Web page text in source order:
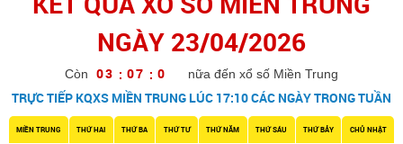
NGÀY 23/04/2026
Còn 03 : 07 : 0 nữa đến xổ số Miền Trung
TRỰC TIẾP KQXS MIỀN TRUNG LÚC 17:10 CÁC NGÀY TRONG TUẦN
MIỀN TRUNG THỨ HAI THỨ BA THỨ TƯ THỨ NĂM THỨ SÁU THỨ BẢY CHỦ NHẬT